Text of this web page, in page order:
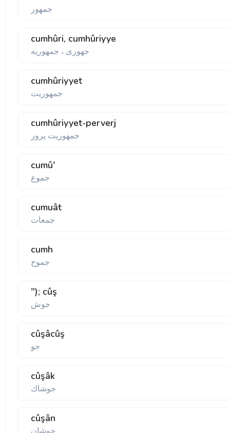
جمهور
cumhûri, cumhûriyye
جهوری ، جمهوريه
cumhûriyyet
جمهوريت
cumhûriyyet-perverj
جمهوريت پرور
cumû'
جموع
cumuât
جمعات
cumh
جموح
"); cûş
جوش
cûşâcûş
جو
cûşâk
جوشاك
cûşân